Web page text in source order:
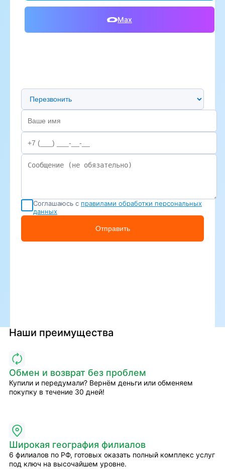
Max
Предпочтительный способ связи
Соглашаюсь с правилами обработки персональных
данных
Отправить
Наши преимущества
Обмен и возврат без проблем
Купили и передумали? Вернём деньги или обменяем
покупку в течение 30 дней!
Широкая география филиалов
6 филиалов по РФ, готовых оказать полный комплекс услуг
под ключ на высочайшем уровне.